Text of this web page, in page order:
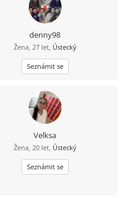
denny98
Žena, 27 let, Ústecký
Seznámit se
Velksa
Žena, 20 let, Ústecký
Seznámit se